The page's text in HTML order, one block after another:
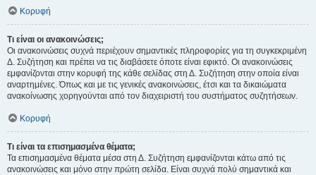
Κορυφή
Τι είναι οι ανακοινώσεις;
Οι ανακοινώσεις συχνά περιέχουν σημαντικές πληροφορίες για τη συγκεκριμένη
Δ. Συζήτηση και πρέπει να τις διαβάσετε όποτε είναι εφικτό. Οι ανακοινώσεις
εμφανίζονται στην κορυφή της κάθε σελίδας στη Δ. Συζήτηση στην οποία είναι
αναρτημένες. Όπως και με τις γενικές ανακοινώσεις, έτσι και τα δικαιώματα
ανακοίνωσης χορηγούνται από τον διαχειριστή του συστήματος συζητήσεων.
Κορυφή
Τι είναι τα επισημασμένα θέματα;
Τα επισημασμένα θέματα μέσα στη Δ. Συζήτηση εμφανίζονται κάτω από τις
ανακοινώσεις και μόνο στην πρώτη σελίδα. Είναι συχνά πολύ σημαντικά και